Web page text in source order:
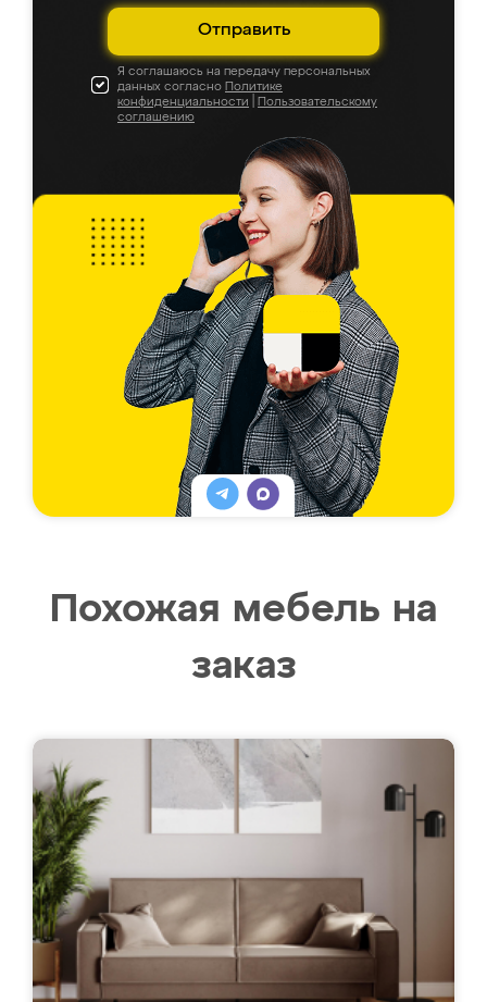
Отправить
Я соглашаюсь на передачу персональных
данных согласно Политике
конфиденциальности
Пользовательскому
соглашению
Похожая мебель на
заказ